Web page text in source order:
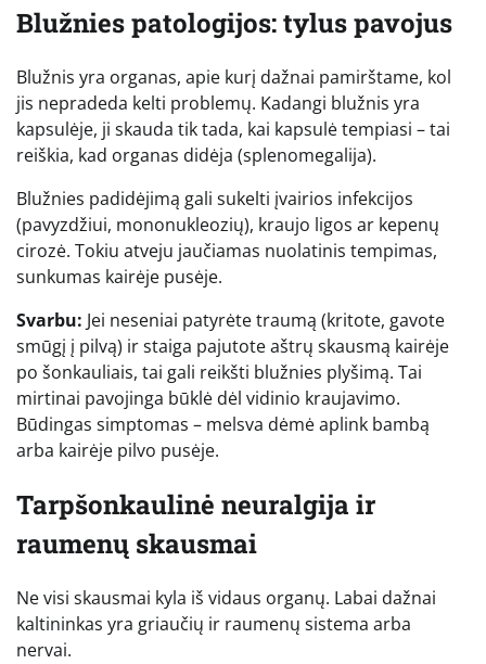
Blužnies patologijos: tylus pavojus
Blužnis yra organas, apie kurį dažnai pamirštame, kol
jis nepradeda kelti problemų. Kadangi blužnis yra
kapsulėje, ji skauda tik tada, kai kapsulė tempiasi – tai
reiškia, kad organas didėja (splenomegalija).
Blužnies padidėjimą gali sukelti įvairios infekcijos
(pavyzdžiui, mononukleozių), kraujo ligos ar kepenų
cirozė. Tokiu atveju jaučiamas nuolatinis tempimas,
sunkumas kairėje pusėje.
Svarbu: Jei neseniai patyrėte traumą (kritote, gavote
smūgį į pilvą) ir staiga pajutote aštrų skausmą kairėje
po šonkauliais, tai gali reikšti blužnies plyšimą. Tai
mirtinai pavojinga būklė dėl vidinio kraujavimo.
Būdingas simptomas – melsva dėmė aplink bambą
arba kairėje pilvo pusėje.
Tarpšonkaulinė neuralgija ir
raumenų skausmai
Ne visi skausmai kyla iš vidaus organų. Labai dažnai
kaltininkas yra griaučių ir raumenų sistema arba
nervai.